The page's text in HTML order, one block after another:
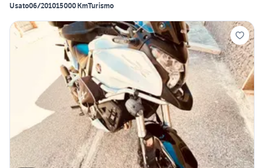
Usato06/201015000 KmTurismo